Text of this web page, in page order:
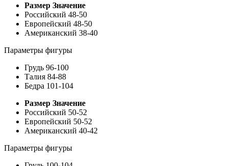
Размер Значение
Российский 48-50
Европейский 48-50
Американский 38-40
Параметры фигуры
Грудь 96-100
Талия 84-88
Бедра 101-104
Размер Значение
Российский 50-52
Европейский 50-52
Американский 40-42
Параметры фигуры